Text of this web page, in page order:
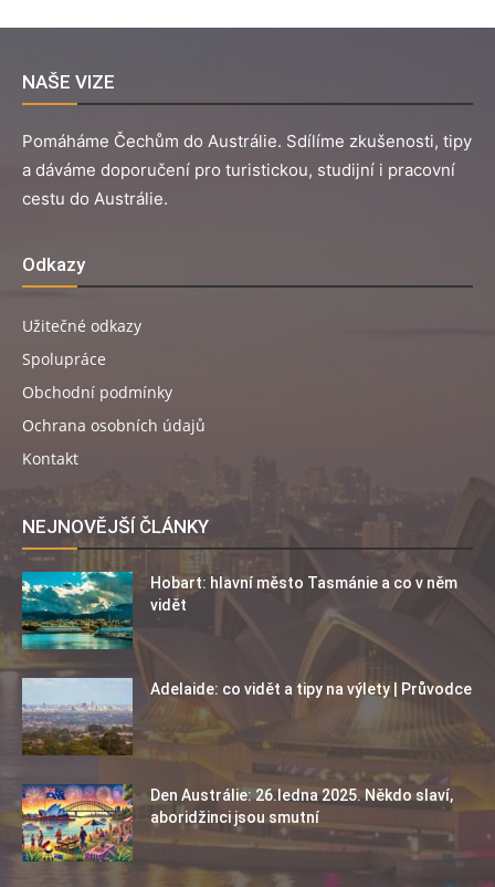
NAŠE VIZE
Pomáháme Čechům do Austrálie. Sdílíme zkušenosti, tipy
a dáváme doporučení pro turistickou, studijní i pracovní
cestu do Austrálie.
Odkazy
Užitečné odkazy
Spolupráce
Obchodní podmínky
Ochrana osobních údajů
Kontakt
NEJNOVĚJŠÍ ČLÁNKY
Hobart: hlavní město Tasmánie a co v něm
vidět
Adelaide: co vidět a tipy na výlety | Průvodce
Den Austrálie: 26.ledna 2025. Někdo slaví,
aboridžinci jsou smutní